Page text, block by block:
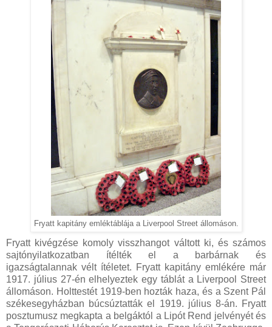
Fryatt kapitány emléktáblája a Liverpool Street állomáson.
Fryatt kivégzése komoly visszhangot váltott ki, és számos
sajtónyilatkozatban ítélték el a barbárnak és
igazságtalannak vélt ítéletet. Fryatt kapitány emlékére már
1917. július 27-én elhelyeztek egy táblát a Liverpool Street
állomáson. Holttestét 1919-ben hozták haza, és a Szent Pál
székesegyházban búcsúztatták el 1919. július 8-án. Fryatt
posztumusz megkapta a belgáktól a Lipót Rend jelvényét és